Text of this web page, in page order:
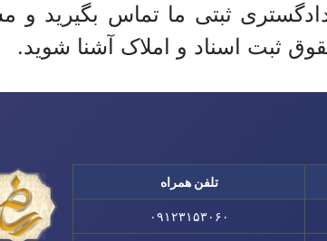
ثبتی ما تماس بگیرید و
ثبت اسناد و املاک آشنا شوید.
تلفن همراه
۰۹۱۲۳۱۵۳۰۶۰